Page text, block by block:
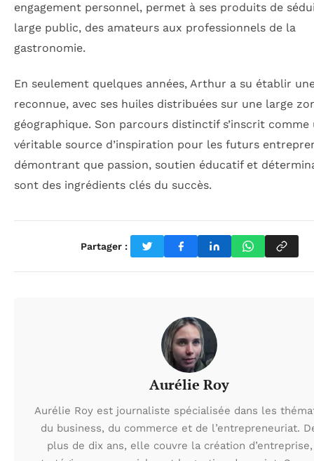
engagement personnel, permet à ses produits de
large public, des amateurs aux professionnels de la
gastronomie.
En seulement quelques années, Arthur a su établir
reconnue, avec ses huiles distribuées sur une large
géographique. Son parcours distinctif s’inscrit comme
véritable source d’inspiration pour les futurs
démontrant que passion, soutien éducatif et
sont des ingrédients clés du succès.
Partager :
Aurélie Roy
Aurélie Roy est journaliste spécialisée dans les
du business, du commerce et de l’entrepreneuriat.
plus de dix ans, elle couvre la création